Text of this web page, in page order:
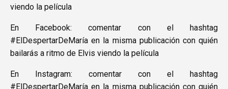
viendo la película
En Facebook: comentar con el hashtag
#ElDespertarDeMaría en la misma publicación con quién
bailarás a ritmo de Elvis viendo la película
En Instagram: comentar con el hashtag
#ElDespertarDeMaría en la misma publicación con quién